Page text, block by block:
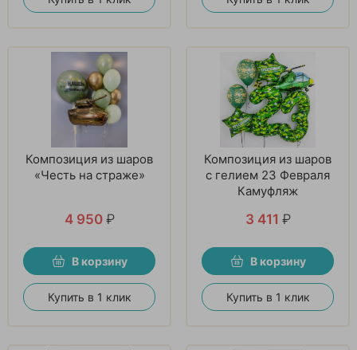
Композиция из шаров
«Честь на страже»
4 950 ₽
В корзину
Купить в 1 клик
Композиция из шаров
с гелием 23 Февраля
Камуфляж
3 411 ₽
В корзину
Купить в 1 клик